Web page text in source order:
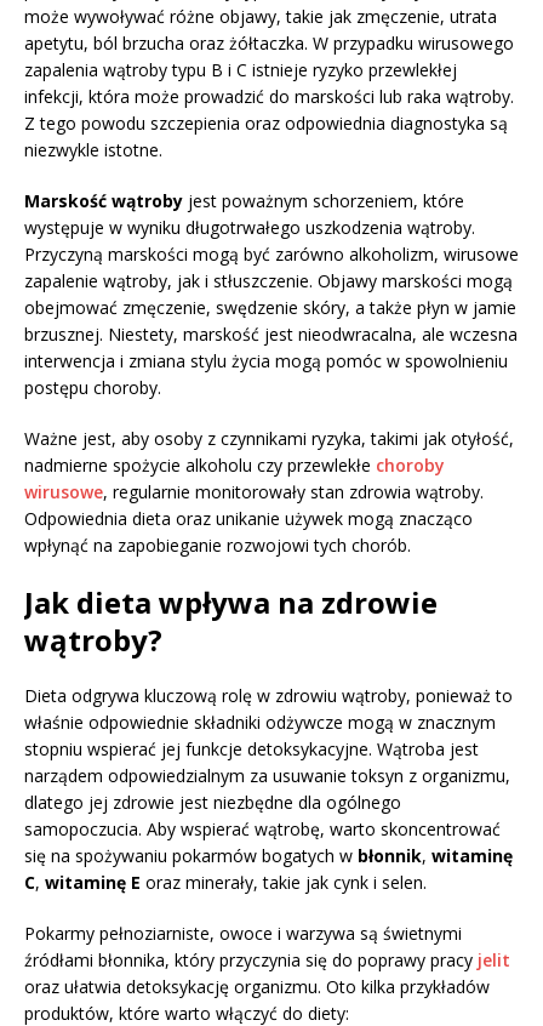
może wywoływać różne objawy, takie jak zmęczenie, utrata
apetytu, ból brzucha oraz żółtaczka. W przypadku wirusowego
zapalenia wątroby typu B i C istnieje ryzyko przewlekłej
infekcji, która może prowadzić do marskości lub raka wątroby.
Z tego powodu szczepienia oraz odpowiednia diagnostyka są
niezwykle istotne.
Marskość wątroby jest poważnym schorzeniem, które
występuje w wyniku długotrwałego uszkodzenia wątroby.
Przyczyną marskości mogą być zarówno alkoholizm, wirusowe
zapalenie wątroby, jak i stłuszczenie. Objawy marskości mogą
obejmować zmęczenie, swędzenie skóry, a także płyn w jamie
brzusznej. Niestety, marskość jest nieodwracalna, ale wczesna
interwencja i zmiana stylu życia mogą pomóc w spowolnieniu
postępu choroby.
Ważne jest, aby osoby z czynnikami ryzyka, takimi jak otyłość,
nadmierne spożycie alkoholu czy przewlekłe choroby
wirusowe, regularnie monitorowały stan zdrowia wątroby.
Odpowiednia dieta oraz unikanie używek mogą znacząco
wpłynąć na zapobieganie rozwojowi tych chorób.
Jak dieta wpływa na zdrowie
wątroby?
Dieta odgrywa kluczową rolę w zdrowiu wątroby, ponieważ to
właśnie odpowiednie składniki odżywcze mogą w znacznym
stopniu wspierać jej funkcje detoksykacyjne. Wątroba jest
narządem odpowiedzialnym za usuwanie toksyn z organizmu,
dlatego jej zdrowie jest niezbędne dla ogólnego
samopoczucia. Aby wspierać wątrobę, warto skoncentrować
się na spożywaniu pokarmów bogatych w błonnik, witaminę
C, witaminę E oraz minerały, takie jak cynk i selen.
Pokarmy pełnoziarniste, owoce i warzywa są świetnymi
źródłami błonnika, który przyczynia się do poprawy pracy jelit
oraz ułatwia detoksykację organizmu. Oto kilka przykładów
produktów, które warto włączyć do diety: